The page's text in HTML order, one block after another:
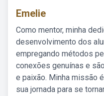
Emelie
Como mentor, minha
desenvolvimento dos
empregando métodos
conexões genuínas e
e paixão. Minha missão
sua jornada para se